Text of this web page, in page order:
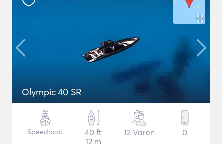
Olympic 40 SR
Speedboot
40 ft
12 m
12 Varen 0